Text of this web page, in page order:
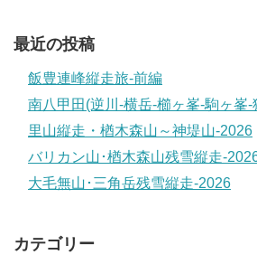
最近の投稿
飯豊連峰縦走旅-前編
南八甲田(逆川-横岳-櫛ヶ峯-駒ヶ峯
里山縦走・楢木森山～神堤山-2026
バリカン山･楢木森山残雪縦走-
大毛無山･三角岳残雪縦走-2026
カテゴリー